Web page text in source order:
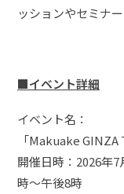
ッションやセミナ
■イベント詳細
イベント名：
「Makuake GINZA
開催日時：2026年
時〜午後8時